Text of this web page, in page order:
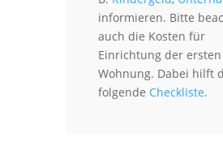
informieren. Bitte
auch die Kosten für
Einrichtung der ersten
Wohnung. Dabei hilft
folgende Checkliste.